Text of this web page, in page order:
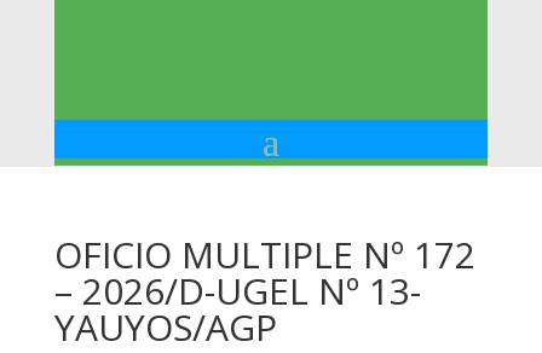
OFICIO MULTIPLE Nº 172
– 2026/D-UGEL Nº 13-
YAUYOS/AGP